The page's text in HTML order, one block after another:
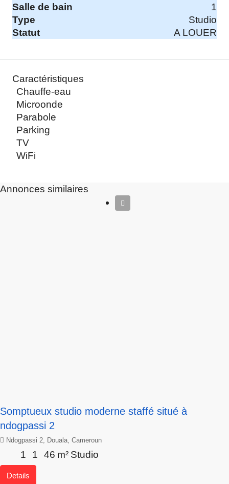
Salle de bain
1
Type
Studio
Statut
A LOUER
Caractéristiques
Chauffe-eau
Microonde
Parabole
Parking
TV
WiFi
Annonces similaires
Somptueux studio moderne staffé situé à
ndogpassi 2
Ndogpassi 2, Douala, Cameroun
1 1 46 m² Studio
Details